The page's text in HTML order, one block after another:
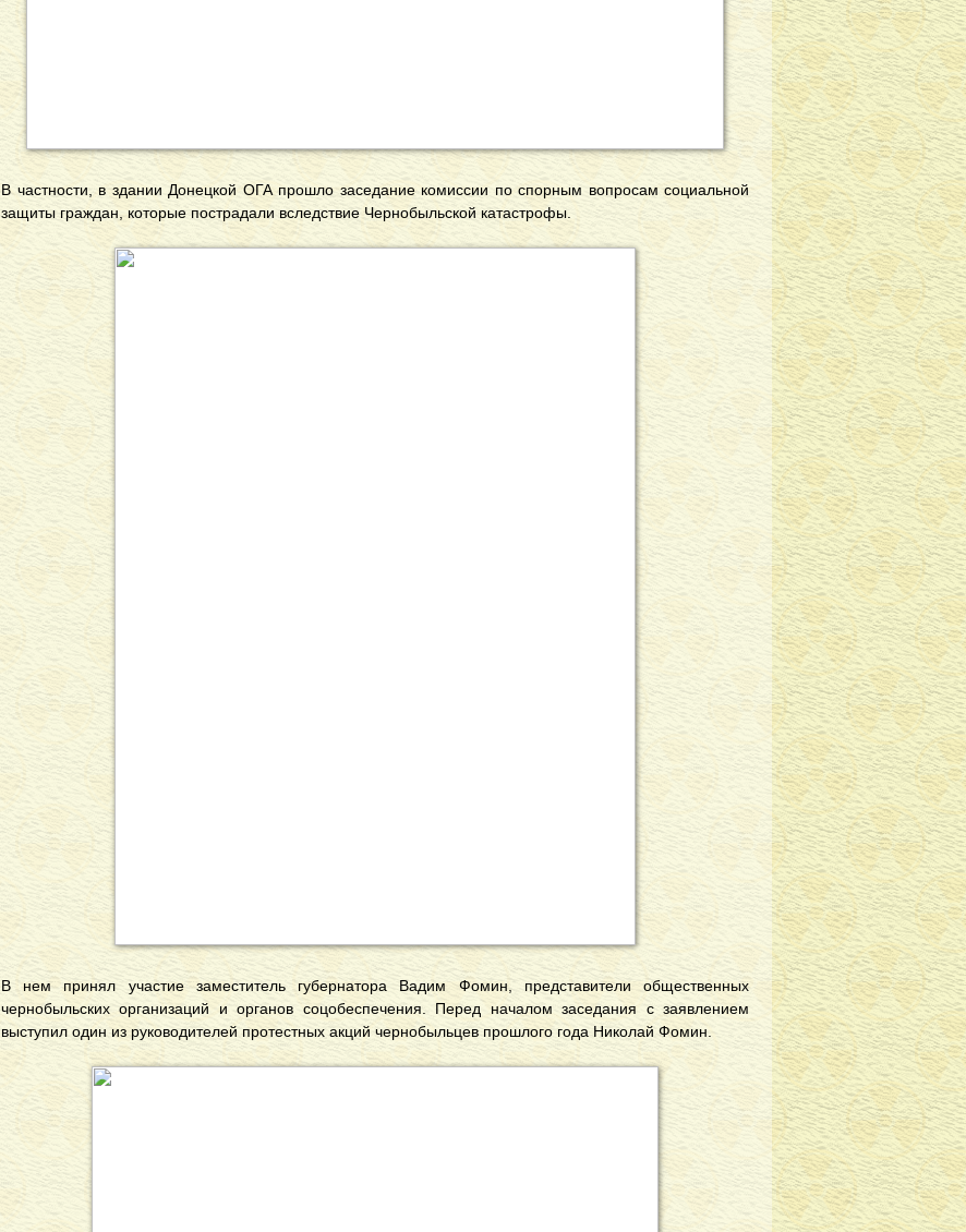
В частности, в здании Донецкой ОГА прошло заседание комиссии по спорным вопросам социальной
защиты граждан, которые пострадали вследствие Чернобыльской катастрофы.
В нем принял участие заместитель губернатора Вадим Фомин, представители общественных
чернобыльских организаций и органов соцобеспечения. Перед началом заседания с заявлением
выступил один из руководителей протестных акций чернобыльцев прошлого года Николай Фомин.